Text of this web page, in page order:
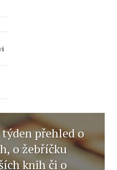
přehled o
o žebříčku
knih či o